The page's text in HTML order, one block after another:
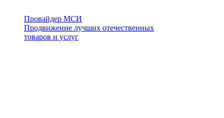
Провайдер МСИ
Продвижение лучших отечественных
товаров и услуг